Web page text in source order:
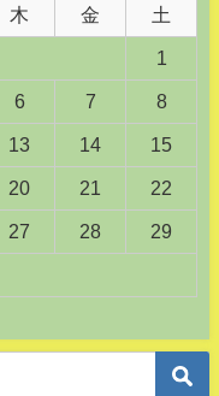
木 金 土
1
6 7 8
13 14 15
20 21 22
27 28 29